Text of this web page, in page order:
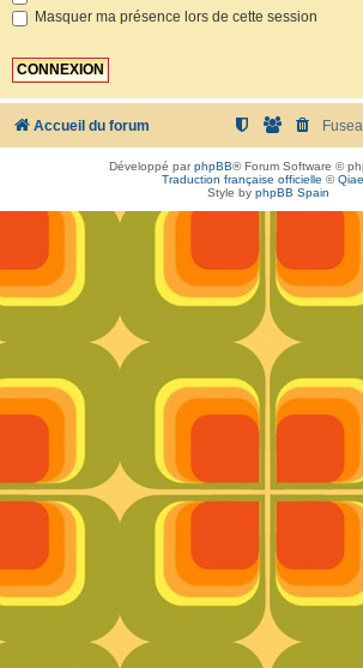
Masquer ma présence lors de cette session
Accueil du forum
Développé parphpBB® Forum Software ©
Traduction française officielle ©
Style by phpBB Spain